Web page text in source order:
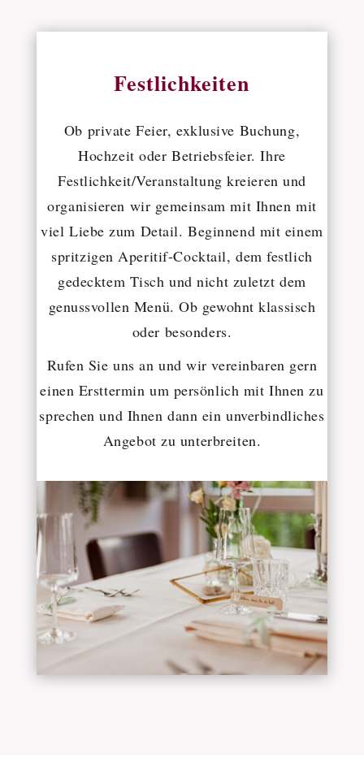
Festlichkeiten
Ob private Feier, exklusive Buchung,
Hochzeit oder Betriebsfeier. Ihre
Festlichkeit/Veranstaltung kreieren und
organisieren wir gemeinsam mit Ihnen mit
viel Liebe zum Detail. Beginnend mit einem
spritzigen Aperitif-Cocktail, dem festlich
gedecktem Tisch und nicht zuletzt dem
genussvollen Menü. Ob gewohnt klassisch
oder besonders.
Rufen Sie uns an und wir vereinbaren gern
einen Ersttermin um persönlich mit Ihnen zu
sprechen und Ihnen dann ein unverbindliches
Angebot zu unterbreiten.